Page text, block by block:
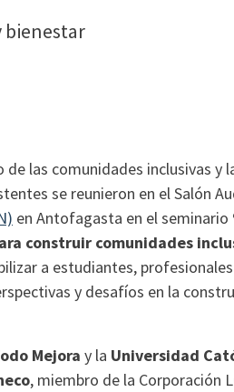
bienestar
las comunidades inclusivas y
se reunieron en el Salón
en Antofagasta en el seminario
construir comunidades
a estudiantes,
y desafíos en la
Mejora y la Universidad
, miembro de la Corporación